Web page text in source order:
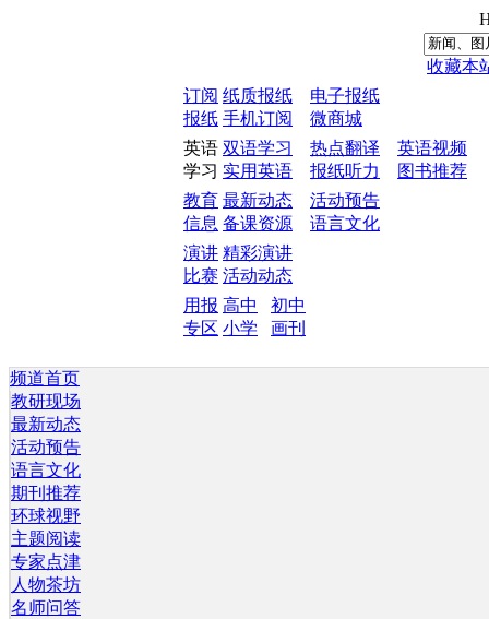
收藏本
订阅
报纸
纸质报纸
电子报纸
手机订阅
微商城
英语
学习
双语学习 热点翻译
英语视频
实用英语
报纸听力
图书推荐
教育
信息
最新动态
活动预告
备课资源
语言文化
演讲
比赛
精彩演讲
活动动态
用报
专区
高中
初中
小学
画刊
频道首页
教研现场
最新动态
活动预告
语言文化
期刊推荐
环球视野
主题阅读
专家点津
人物茶坊
名师问答